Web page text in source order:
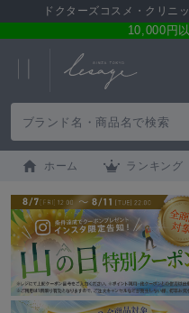
ドクターズコスメ・クリニ
10,000円
ホーム ランキング